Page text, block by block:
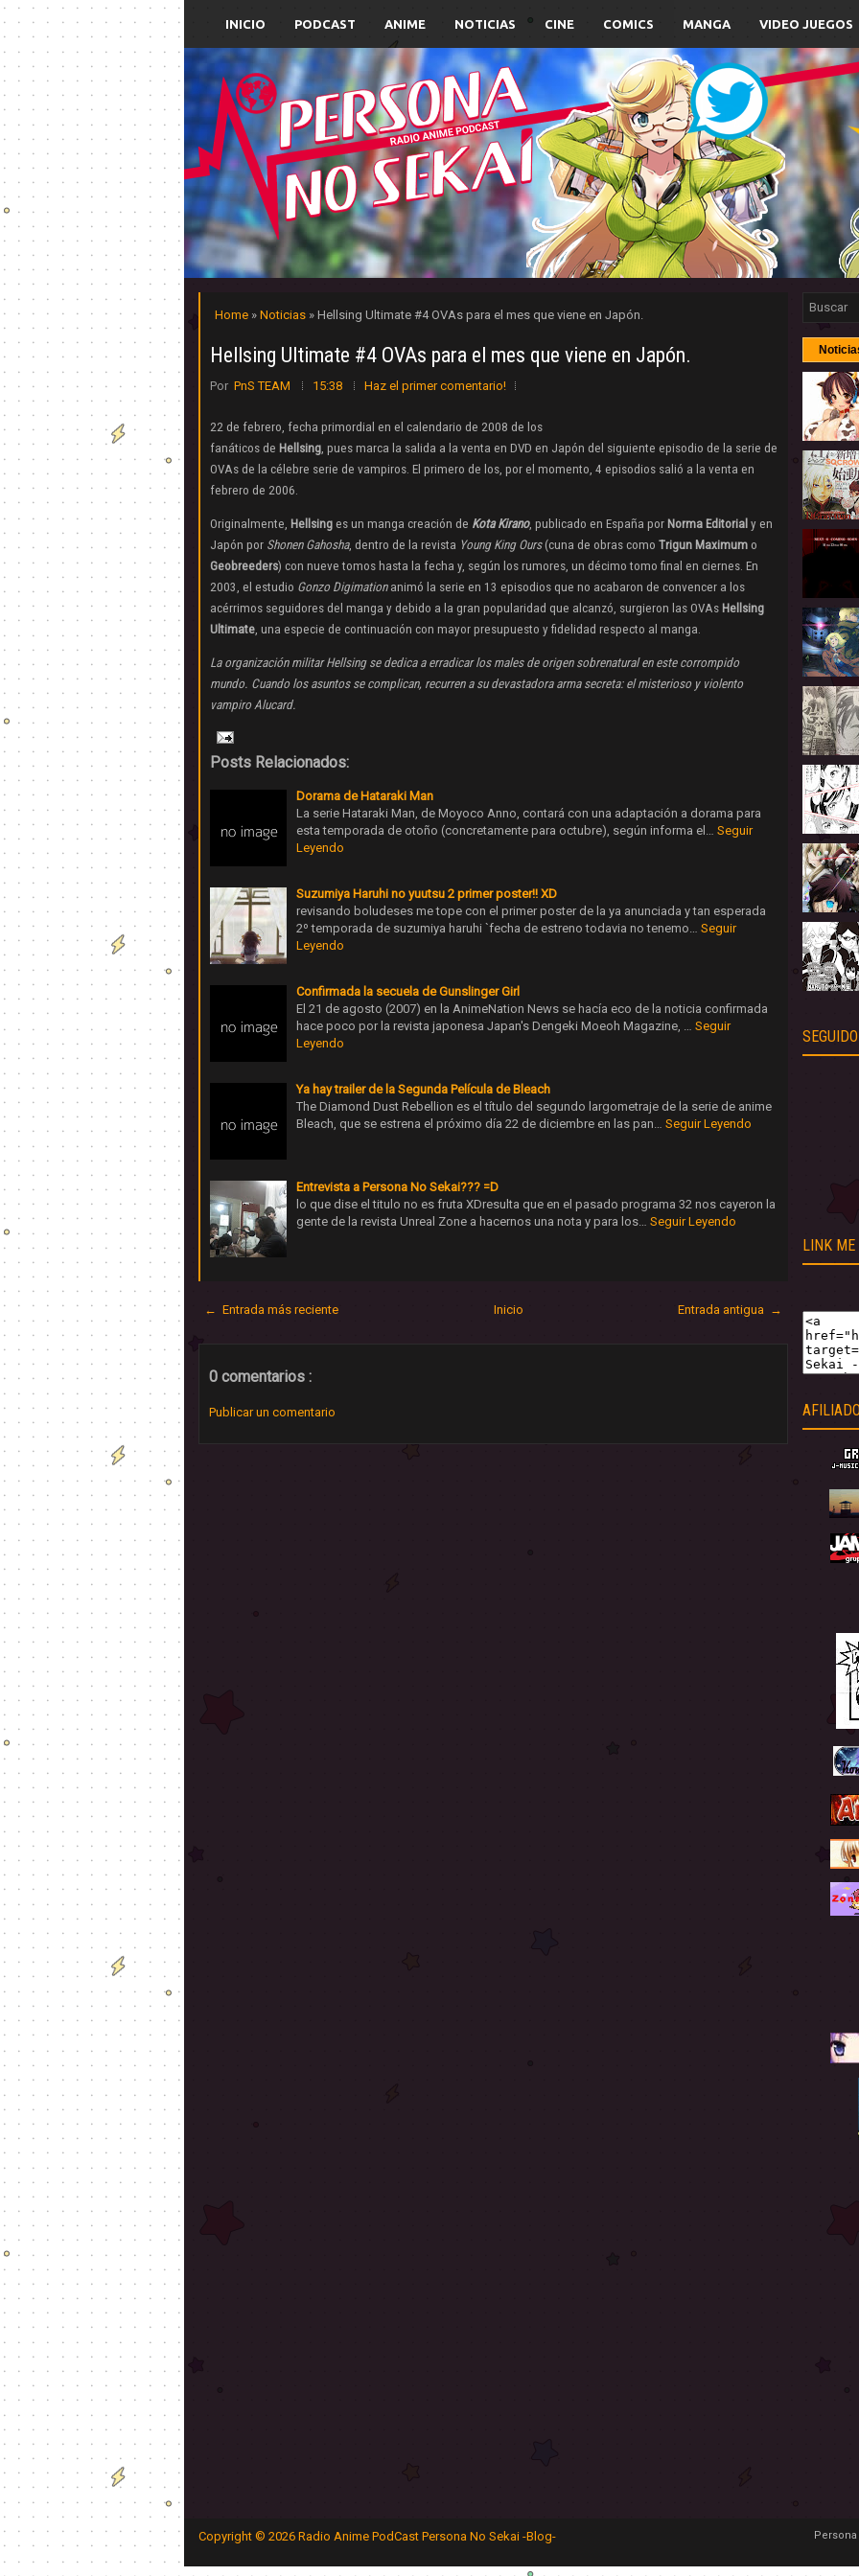
INICIO PODCAST ANIME NOTICIAS CINE COMICS MANGA VIDEO JUEGOS
Home » Noticias » Hellsing Ultimate #4 OVAs para el mes que viene en Japón.
Hellsing Ultimate #4 OVAs para el mes que viene en Japón.
Por PnS TEAM 15:38 Haz el primer comentario!
22 de febrero, fecha primordial en el calendario de 2008 de los
fanáticos de Hellsing, pues marca la salida a la venta en DVD en Japón del siguiente episodio de la serie de
OVAs de la célebre serie de vampiros. El primero de los, por el momento, 4 episodios salió a la venta en
febrero de 2006.
Originalmente, Hellsing es un manga creación de Kota Kirano, publicado en España por Norma Editorial y en
Japón por Shonen Gahosha, dentro de la revista Young King Ours(cuna de obras como Trigun Maximum o
Geobreeders) con nueve tomos hasta la fecha y, según los rumores, un décimo tomo final en ciernes. En
2003, el estudio Gonzo Digimationanimó la serie en 13 episodios que no acabaron de convencer a los
acérrimos seguidores del manga y debido a la gran popularidad que alcanzó, surgieron las OVAs Hellsing
Ultimate, una especie de continuación con mayor presupuesto y fidelidad respecto al manga.
La organización militar Hellsing se dedica a erradicar los males de origen sobrenatural en este corrompido
mundo. Cuando los asuntos se complican, recurren a su devastadora arma secreta: el misterioso y violento
vampiro Alucard.
Posts Relacionados:
Dorama de Hataraki Man
La serie Hataraki Man, de Moyoco Anno, contará con una adaptación a dorama para
esta temporada de otoño (concretamente para octubre), según informa el… Seguir
Leyendo
Suzumiya Haruhi no yuutsu 2 primer poster!! XD
revisando boludeses me tope con el primer poster de la ya anunciada y tan esperada
2º temporada de suzumiya haruhi `fecha de estreno todavia no tenemo… Seguir
Leyendo
Confirmada la secuela de Gunslinger Girl
El 21 de agosto (2007) en la AnimeNation News se hacía eco de la noticia confirmada
hace poco por la revista japonesa Japan's Dengeki Moeoh Magazine, … Seguir
Leyendo
Ya hay trailer de la Segunda Película de Bleach
The Diamond Dust Rebellion es el título del segundo largometraje de la serie de anime
Bleach, que se estrena el próximo día 22 de diciembre en las pan… Seguir Leyendo
Entrevista a Persona No Sekai??? =D
lo que dise el titulo no es fruta XDresulta que en el pasado programa 32 nos cayeron la
gente de la revista Unreal Zone a hacernos una nota y para los… Seguir Leyendo
← Entrada más reciente Entrada antigua →
Inicio
0 comentarios :
Publicar un comentario
LINK ME
Copyright © 2026 Radio Anime PodCast Persona No Sekai -Blog-